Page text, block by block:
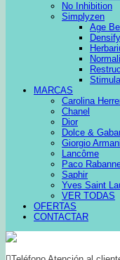
No Inhibition
Simplyzen
Age
MARCAS
Carolina
Chanel
Dior
Dolce &
Giorgio Armani
Lancôme
Paco
Saphir
Yves Saint
VER TODAS
OFERTAS
CONTACTAR